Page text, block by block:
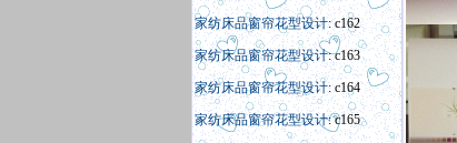
家纺床品窗帘花型设计: c162
家纺床品窗帘花型设计: c163
家纺床品窗帘花型设计: c164
家纺床品窗帘花型设计: c165